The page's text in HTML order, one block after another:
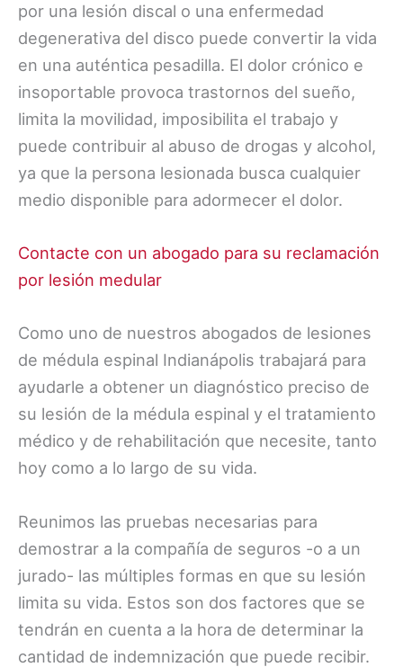
por una lesión discal o una enfermedad
degenerativa del disco puede convertir la vida
en una auténtica pesadilla. El dolor crónico e
insoportable provoca trastornos del sueño,
limita la movilidad, imposibilita el trabajo y
puede contribuir al abuso de drogas y alcohol,
ya que la persona lesionada busca cualquier
medio disponible para adormecer el dolor.
Contacte con un abogado para su reclamación
por lesión medular
Como uno de nuestros abogados de lesiones
de médula espinal Indianápolis trabajará para
ayudarle a obtener un diagnóstico preciso de
su lesión de la médula espinal y el tratamiento
médico y de rehabilitación que necesite, tanto
hoy como a lo largo de su vida.
Reunimos las pruebas necesarias para
demostrar a la compañía de seguros -o a un
jurado- las múltiples formas en que su lesión
limita su vida. Estos son dos factores que se
tendrán en cuenta a la hora de determinar la
cantidad de indemnización que puede recibir.